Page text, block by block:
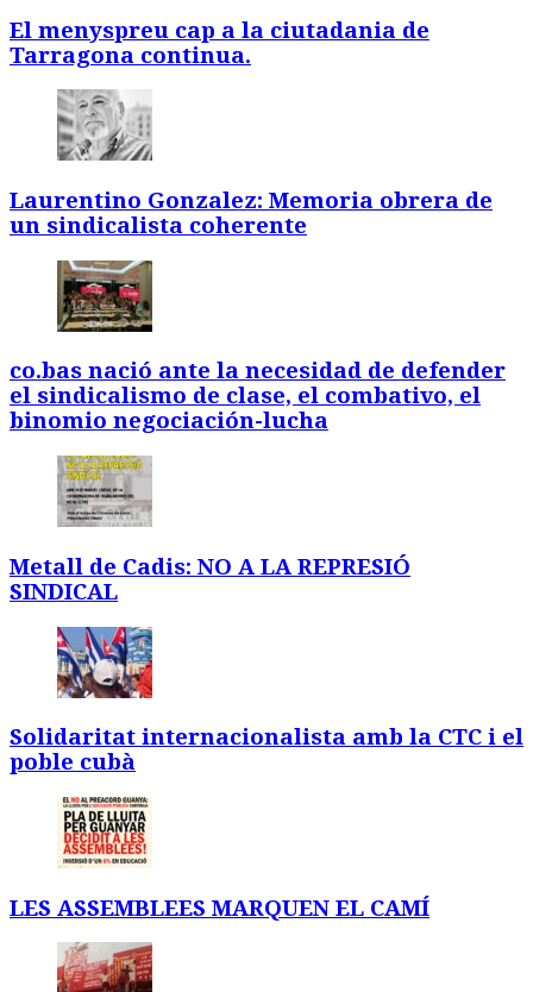
El menyspreu cap a la ciutadania de
Tarragona continua.
Laurentino Gonzalez: Memoria obrera de
un sindicalista coherente
co.bas nació ante la necesidad de defender
el sindicalismo de clase, el combativo, el
binomio negociación-lucha
Metall de Cadis: NO A LA REPRESIÓ
SINDICAL
Solidaritat internacionalista amb la CTC i el
poble cubà
LES ASSEMBLEES MARQUEN EL CAMÍ